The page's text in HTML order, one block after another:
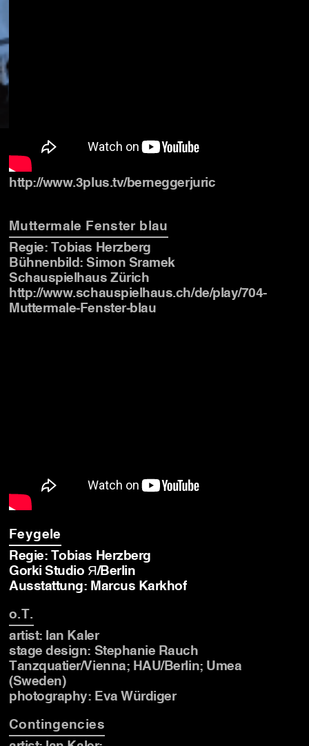
http://www.3plus.tv/berneggerjuric
Muttermale Fenster blau
Regie: Tobias Herzberg
Bühnenbild: Simon Sramek
Schauspielhaus Zürich
http://www.schauspielhaus.ch/de/play/704-
Muttermale-Fenster-blau
Feygele
Regie: Tobias Herzberg
Gorki Studio Я/Berlin
Ausstattung: Marcus Karkhof
o.T.
artist: Ian Kaler
stage design: Stephanie Rauch
Tanzquatier/Vienna; HAU/Berlin; Umea
(Sweden)
photography: Eva Würdiger
Contingencies